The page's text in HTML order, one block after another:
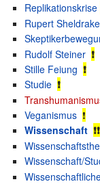
Replikationskrise
Rupert Sheldrake
Rudolf Steiner ❗
Stille Feiung ❗
Studie ❗
Veganismus ❗
Wissenschaft ❗❗
Wissenschaft/